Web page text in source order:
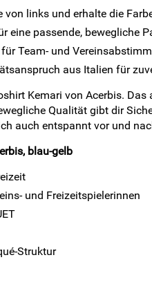
von links und erhalte die
eine passende, bewegliche
Team- und
aus Italien für
Kemari von Acerbis.
Qualität gibt dir
auch entspannt vor und
blau-gelb
und Freizeitspielerinnen
Struktur